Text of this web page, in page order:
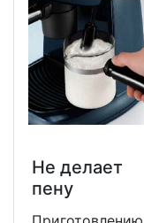
Не делает
пену